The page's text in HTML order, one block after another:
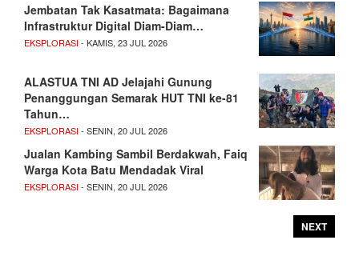
Jembatan Tak Kasatmata: Bagaimana
Infrastruktur Digital Diam-Diam…
EKSPLORASI- KAMIS, 23 JUL 2026
ALASTUA TNI AD Jelajahi Gunung
Penanggungan Semarak HUT TNI ke-81
Tahun…
EKSPLORASI- SENIN, 20 JUL 2026
Jualan Kambing Sambil Berdakwah, Faiq
Warga Kota Batu Mendadak Viral
EKSPLORASI- SENIN, 20 JUL 2026
NEXT